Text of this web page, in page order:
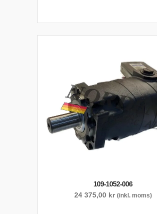
109-1052-006
24 375,00 kr (inkl. moms)